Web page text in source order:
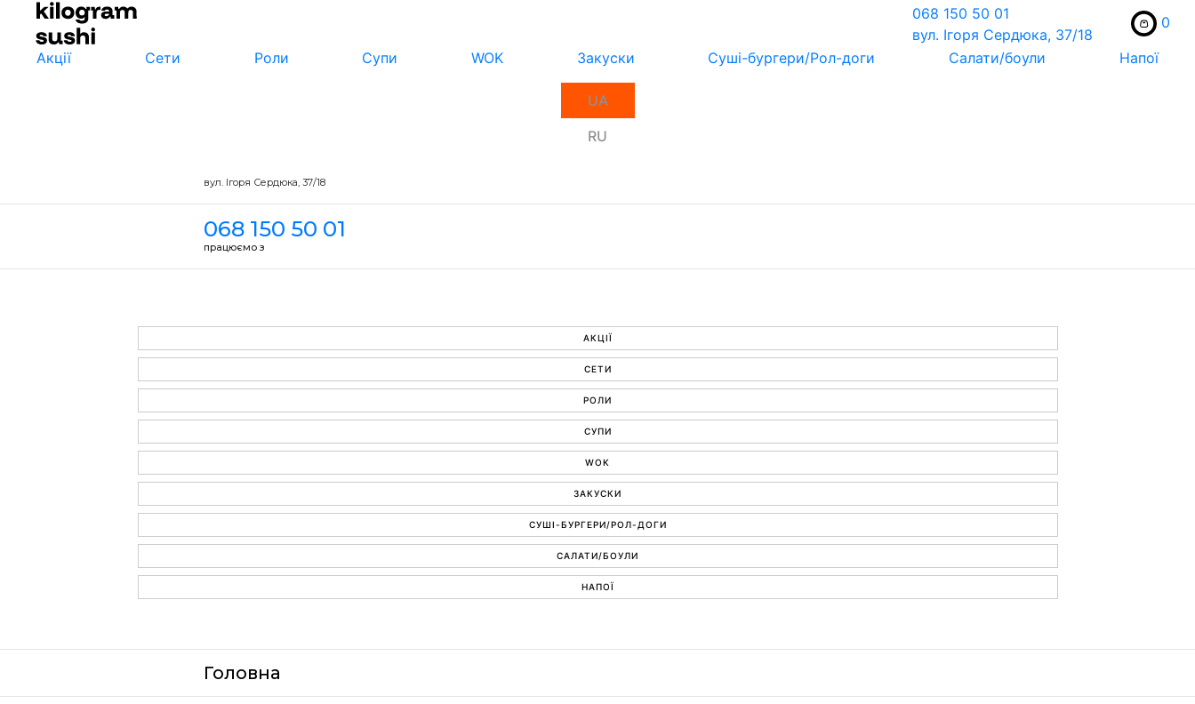
068 150 50 01
вул. Ігоря Сердюка, 37/18
0
Акції Сети Роли Супи WOK Закуски Суші-бургери/Рол-доги Салати/боули Напої
UA
RU
вул. Ігоря Сердюка, 37/18
068 150 50 01
працюємо з
АКЦІЇ
СЕТИ
РОЛИ
СУПИ
WOK
ЗАКУСКИ
СУШІ-БУРГЕРИ/РОЛ-ДОГИ
САЛАТИ/БОУЛИ
НАПОЇ
Головна